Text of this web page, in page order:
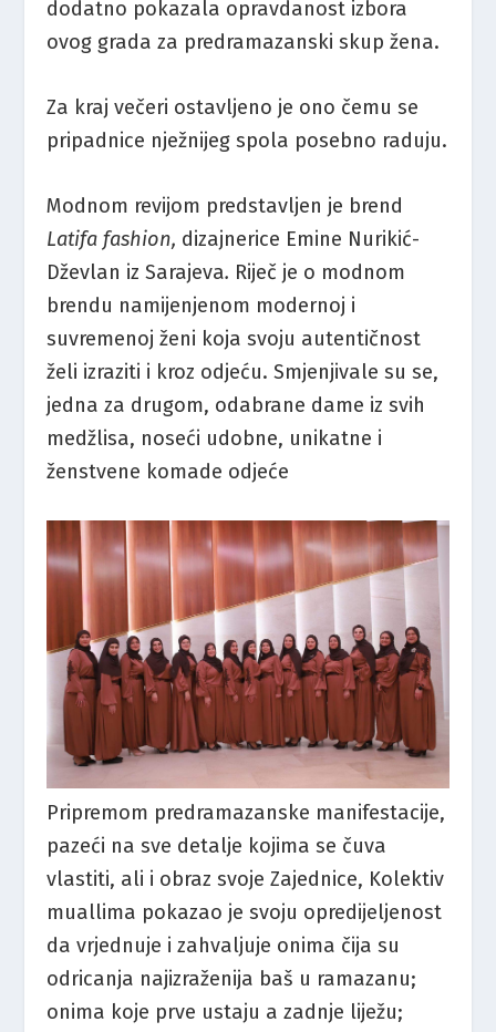
dodatno pokazala opravdanost izbora
ovog grada za predramazanski skup žena.
Za kraj večeri ostavljeno je ono čemu se
pripadnice nježnijeg spola posebno raduju.
Modnom revijom predstavljen je brend
Latifa fashion, dizajnerice Emine Nurikić-
Dževlan iz Sarajeva. Riječ je o modnom
brendu namijenjenom modernoj i
suvremenoj ženi koja svoju autentičnost
želi izraziti i kroz odjeću. Smjenjivale su se,
jedna za drugom, odabrane dame iz svih
medžlisa, noseći udobne, unikatne i
ženstvene komade odjeće
Pripremom predramazanske manifestacije,
pazeći na sve detalje kojima se čuva
vlastiti, ali i obraz svoje Zajednice, Kolektiv
muallima pokazao je svoju opredijeljenost
da vrjednuje i zahvaljuje onima čija su
odricanja najizraženija baš u ramazanu;
onima koje prve ustaju a zadnje liježu;